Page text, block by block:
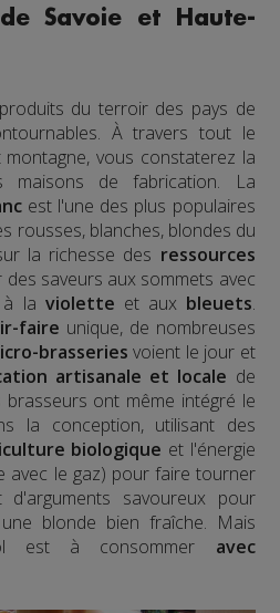
Savoie et Haute-
du terroir des pays de
À travers tout le
vous constaterez la
maisons de fabrication. La
est l'une des plus populaires
rousses, blanches, blondes du
la richesse des ressources
des saveurs aux sommets avec
la violette et aux bleuets.
faire unique, de nombreuses
brasseries voient le jour et
artisanale et locale de
brasseurs ont même intégré le
la conception, utilisant des
biologique et l'énergie
avec le gaz) pour faire tourner
d'arguments savoureux pour
blonde bien fraîche. Mais
est à consommer avec